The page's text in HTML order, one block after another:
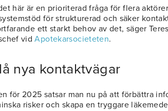
här är en prioriterad fråga för flera
för strukturerad och säker
ett starkt behov av det, säger
vidApotekarsocieteten.
nya kontaktvägar
för 2025 satsar man nu på att förbättra
risker och skapa en tryggare